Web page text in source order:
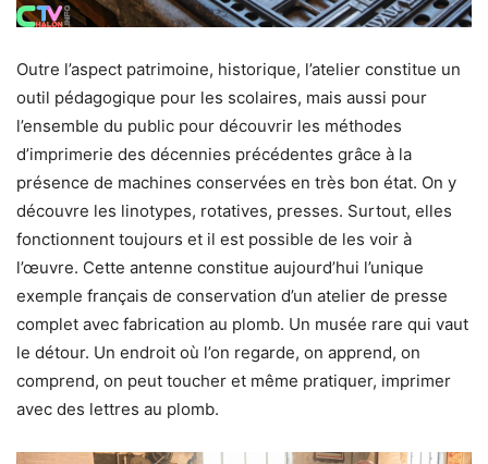
Outre l’aspect patrimoine, historique, l’atelier constitue un
outil pédagogique pour les scolaires, mais aussi pour
l’ensemble du public pour découvrir les méthodes
d’imprimerie des décennies précédentes grâce à la
présence de machines conservées en très bon état. On y
découvre les linotypes, rotatives, presses. Surtout, elles
fonctionnent toujours et il est possible de les voir à
l’œuvre. Cette antenne constitue aujourd’hui l’unique
exemple français de conservation d’un atelier de presse
complet avec fabrication au plomb. Un musée rare qui vaut
le détour. Un endroit où l’on regarde, on apprend, on
comprend, on peut toucher et même pratiquer, imprimer
avec des lettres au plomb.